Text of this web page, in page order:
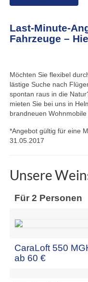
Last-Minute-
Fahrzeuge –
Möchten Sie flexibel
lästige Suche nach
spontan raus in die
mieten Sie bei uns in
brandneuen
*Angebot gültig für eine
31.05.2017
Unsere
Für 2 Personen
CaraLoft 550
ab 60 €